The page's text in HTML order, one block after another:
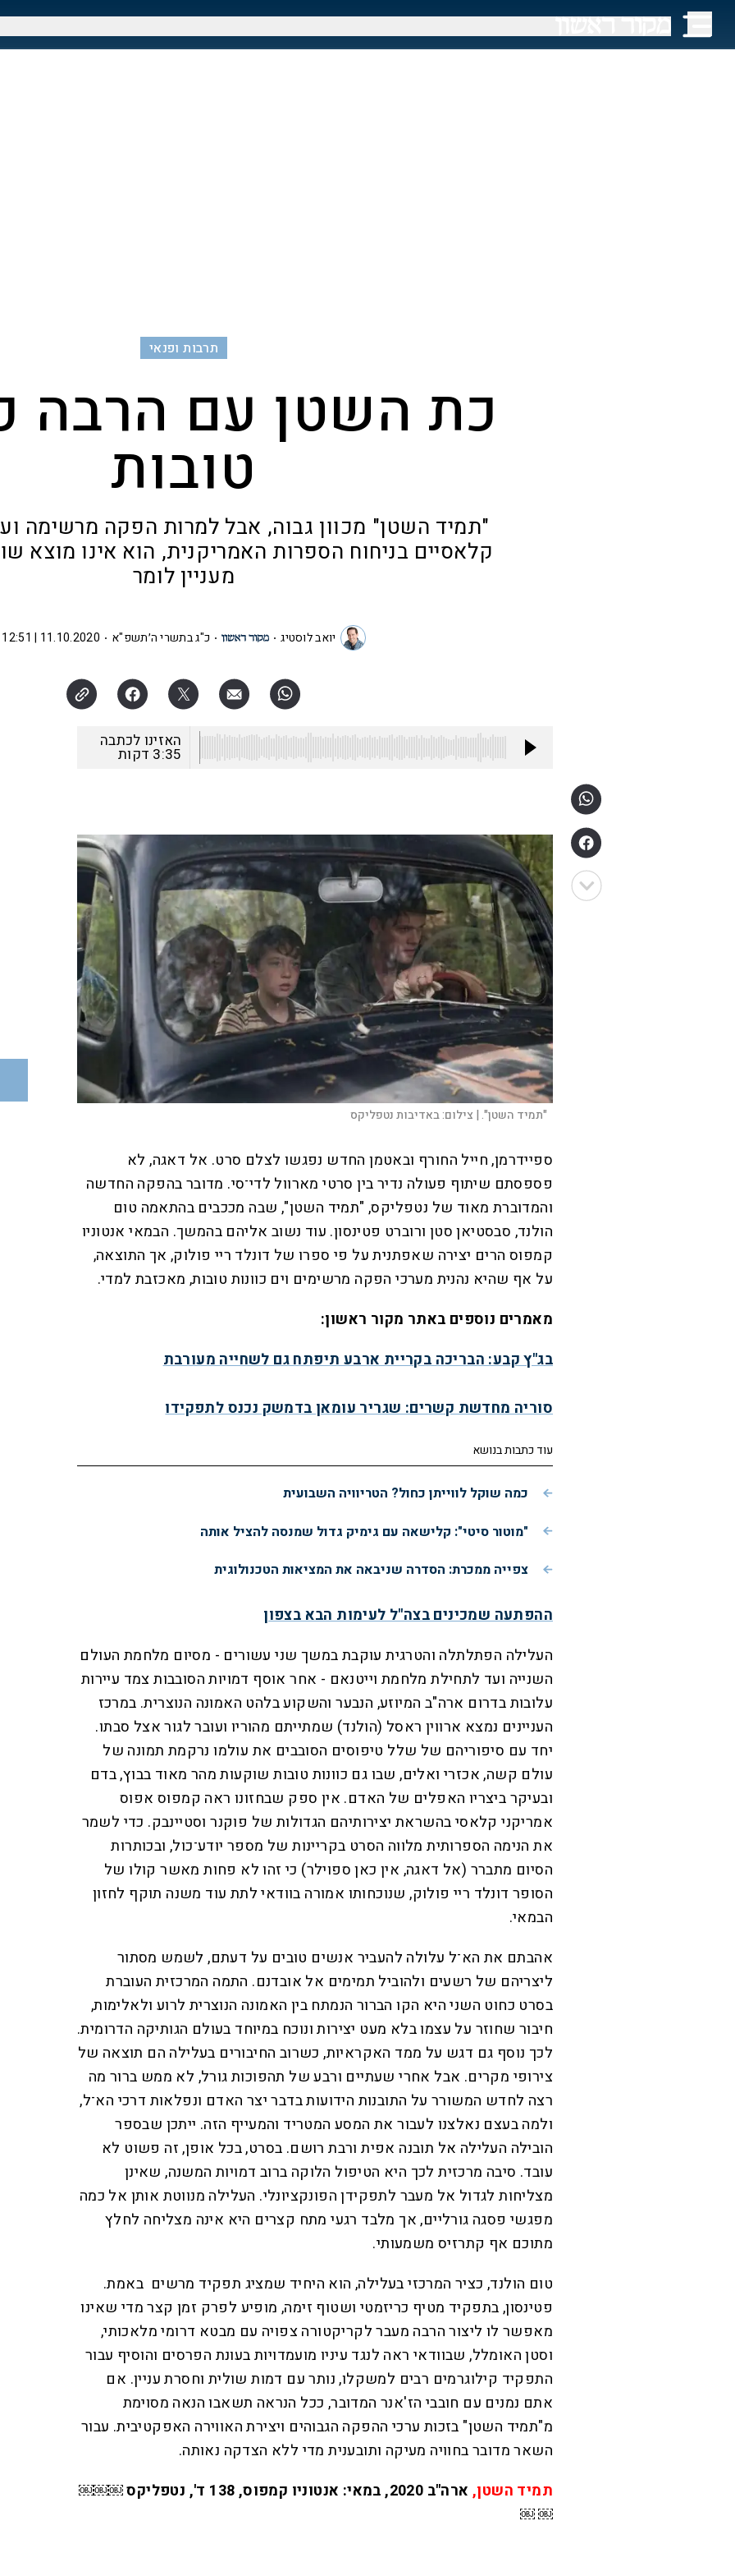
תרבות ופנאי
כת השטן עם הרבה
טובות
"תמיד השטן" מכוון גבוה, אבל למרות הפקה מרשימה
קלאסיים בניחוח הספרות האמריקנית, הוא אינו מוצא
מעניין לומר
יואב לוסטיג כ"ג בתשרי ה׳תשפ"א 11.10.2020 | 12:51
האזינו לכתבה
3:35 דקות
"תמיד השטן". | צילום:באדיבות נטפליקס
ספיידרמן, חייל החורף ובאטמן החדש נפגשו לצלם סרט. אל דאגה, לא
פספסתם שיתוף פעולה נדיר בין סרטי מארוול לדי־סי. מדובר בהפקה החדשה
והמדוברת מאוד של נטפליקס, "תמיד השטן", שבה מככבים בהתאמה טום
הולנד, סבסטיאן סטן ורוברט פטינסון. עוד נשוב אליהם בהמשך. הבמאי אנטוניו
קמפוס הרים יצירה שאפתנית על פי ספרו של דונלד ריי פולוק, אך התוצאה,
על אף שהיא נהנית מערכי הפקה מרשימים וים כוונות טובות, מאכזבת למדי.
מאמרים נוספים באתר מקור ראשון:
בג"ץ קבע: הבריכה בקריית ארבע תיפתח גם לשחייה מעורבת
סוריה מחדשת קשרים: שגריר עומאן בדמשק נכנס לתפקידו
עוד כתבות בנושא
כמה שוקל לווייתן כחול? הטריוויה השבועית
"מוטור סיטי": קלישאה עם גימיק גדול שמנסה להציל אותה
צפייה ממכרת: הסדרה שניבאה את המציאות הטכנולוגית
ההפתעה שמכינים בצה"ל לעימות הבא בצפון
העלילה הפתלתלה והטרגית עוקבת במשך שני עשורים - מסיום מלחמת העולם
השנייה ועד לתחילת מלחמת וייטנאם - אחר אוסף דמויות הסובבות צמד עיירות
עלובות בדרום ארה"ב המיוזע, הנבער והשקוע בלהט האמונה הנוצרית. במרכז
העניינים נמצא ארווין ראסל (הולנד) שמתייתם מהוריו ועובר לגור אצל סבתו.
יחד עם סיפוריהם של שלל טיפוסים הסובבים את עולמו נרקמת תמונה של
עולם קשה, אכזרי ואלים, שבו גם כוונות טובות שוקעות מהר מאוד בבוץ, בדם
ובעיקר ביצריו האפלים של האדם. אין ספק שבחזונו ראה קמפוס אפוס
אמריקני קלאסי בהשראת יצירותיהם הגדולות של פוקנר וסטיינבק. כדי לשמר
את הנימה הספרותית מלווה הסרט בקריינות של מספר יודע־כול, ובכותרות
הסיום מתברר (אל דאגה, אין כאן ספוילר) כי זהו לא פחות מאשר קולו של
הסופר דונלד ריי פולוק, שנוכחותו אמורה בוודאי לתת עוד משנה תוקף לחזון
הבמאי.
אהבתם את הא־ל עלולה להעביר אנשים טובים על דעתם, לשמש מסתור
ליצריהם של רשעים ולהוביל תמימים אל אובדנם. התמה המרכזית העוברת
בסרט כחוט השני היא הקו הברור הנמתח בין האמונה הנוצרית לרוע ולאלימות,
חיבור שחוזר על עצמו בלא מעט יצירות ונוכח במיוחד בעולם הגותיקה הדרומית.
לכך נוסף גם דגש על ממד האקראיות, כשרוב החיבורים בעלילה הם תוצאה של
צירופי מקרים. אבל אחרי שעתיים ורבע של תהפוכות גורל, לא ממש ברור מה
רצה לחדש המשורר על התובנות הידועות בדבר יצר האדם ונפלאות דרכי הא־ל,
ולמה בעצם נאלצנו לעבור את המסע המטריד והמעייף הזה. ייתכן שבספר
הובילה העלילה אל תובנה אפית ורבת רושם. בסרט, בכל אופן, זה פשוט לא
עובד. סיבה מרכזית לכך היא הטיפול הלוקה ברוב דמויות המשנה, שאינן
מצליחות לגדול אל מעבר לתפקידן הפונקציונלי. העלילה מנווטת אותן אל כמה
מפגשי פסגה גורליים, אך מלבד רגעי מתח קצרים היא אינה מצליחה לחלץ
מתוכם אף קתרזיס משמעותי.
טום הולנד, כציר המרכזי בעלילה, הוא היחיד שמציג תפקיד מרשים באמת.
פטינסון, בתפקיד מטיף כריזמטי ושטוף זימה, מופיע לפרק זמן קצר מדי שאינו
מאפשר לו ליצור הרבה מעבר לקריקטורה צפויה עם מבטא דרומי מלאכותי,
וסטן האומלל, שבוודאי ראה לנגד עיניו מועמדויות בעונת הפרסים והוסיף עבור
התפקיד קילוגרמים רבים למשקלו, נותר עם דמות שולית וחסרת עניין. אם
אתם נמנים עם חובבי הז'אנר המדובר, ככל הנראה תשאבו הנאה מסוימת
מ"תמיד השטן" בזכות ערכי ההפקה הגבוהים ויצירת האווירה האפקטיבית. עבור
השאר מדובר בחוויה מעיקה ותובענית מדי ללא הצדקה נאותה.
תמיד השטן,
ארה"ב 2020, במאי: אנטוניו קמפוס, 138 ד', נטפליקס ￼￼￼
￼ ￼